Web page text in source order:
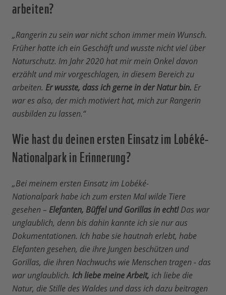
arbeiten?
„Rangerin zu sein war nicht schon immer mein Wunsch.
Früher hatte ich ein Geschäft und wusste nicht viel über
Naturschutz. Im Jahr 2020 hat mir mein Onkel davon
erzählt und mir vorgeschlagen, in diesem Bereich zu
arbeiten. Er wusste, dass ich gerne in der Natur bin. Er
war es also, der mich motiviert hat, mich zur Rangerin
ausbilden zu lassen.“
Wie hast du deinen ersten Einsatz im Lobéké-
Nationalpark in Erinnerung?
„Bei meinem ersten Einsatz im Lobéké-
Nationalpark habe ich zum ersten Mal wilde Tiere
gesehen – Elefanten, Büffel und Gorillas in echt!Das war
unglaublich, denn bis dahin kannte ich sie nur aus
Dokumentationen. Ich habe sie hautnah erlebt, habe
Elefanten gesehen, die ihre Jungen beschützen und
Gorillas, die ihren Nachwuchs wie Menschen tragen - das
war unglaublich. Ich liebe meine Arbeit, ich liebe die
Natur, die Stille des Waldes und dass ich dazu beitragen